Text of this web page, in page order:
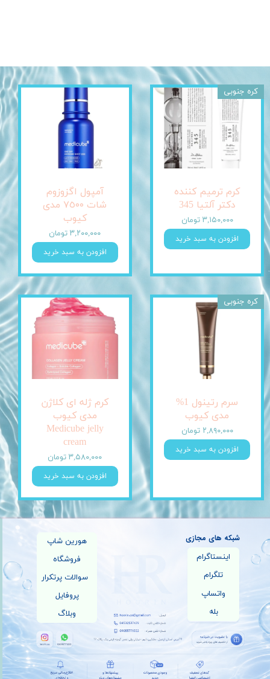
کرم ترمیم کننده
دکتر آلتیا 345
۳,۱۵۰,۰۰۰ تومان
افزودن به سبد خرید
کره جنوبی
آمپول اگزوزوم
شات ٧٥٠٠ مدی
کیوب
۳,۲۰۰,۰۰۰ تومان
افزودن به سبد خرید
سرم رتینول 1%
مدی کیوب
۲,۸۹۰,۰۰۰ تومان
افزودن به سبد خرید
کره جنوبی
کرم ژله ای کلاژن
مدی کیوب
Medicube jelly
cream
۳,۵۸۰,۰۰۰ تومان
افزودن به سبد خرید
هورین شاپ
فروشگاه
سوالات پرتکرار
پروفایل
وبلاگ
اینستاگرام
تلگرام
واتساپ
بله
شبکه های مجازی